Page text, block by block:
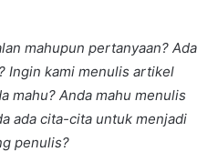
mahupun pertanyaan? Ada
Ingin kami menulis artikel
mahu? Anda mahu menulis
ada cita-cita untuk menjadi
penulis?